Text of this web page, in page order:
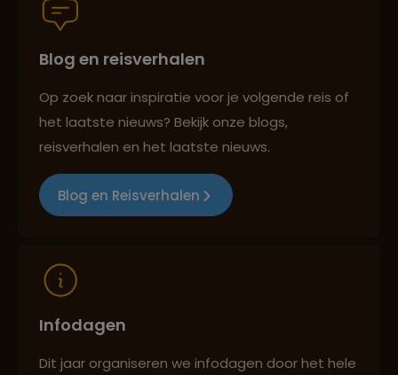
Persoonlijk en deskundig reisadvies
Best beoordeelde reisroutes
Blog en reisverhalen
Op zoek naar inspiratie voor je volgende reis of
het laatste nieuws? Bekijk onze blogs,
reisverhalen en het laatste nieuws.
Blog en Reisverhalen
Infodagen
Dit jaar organiseren we infodagen door het hele